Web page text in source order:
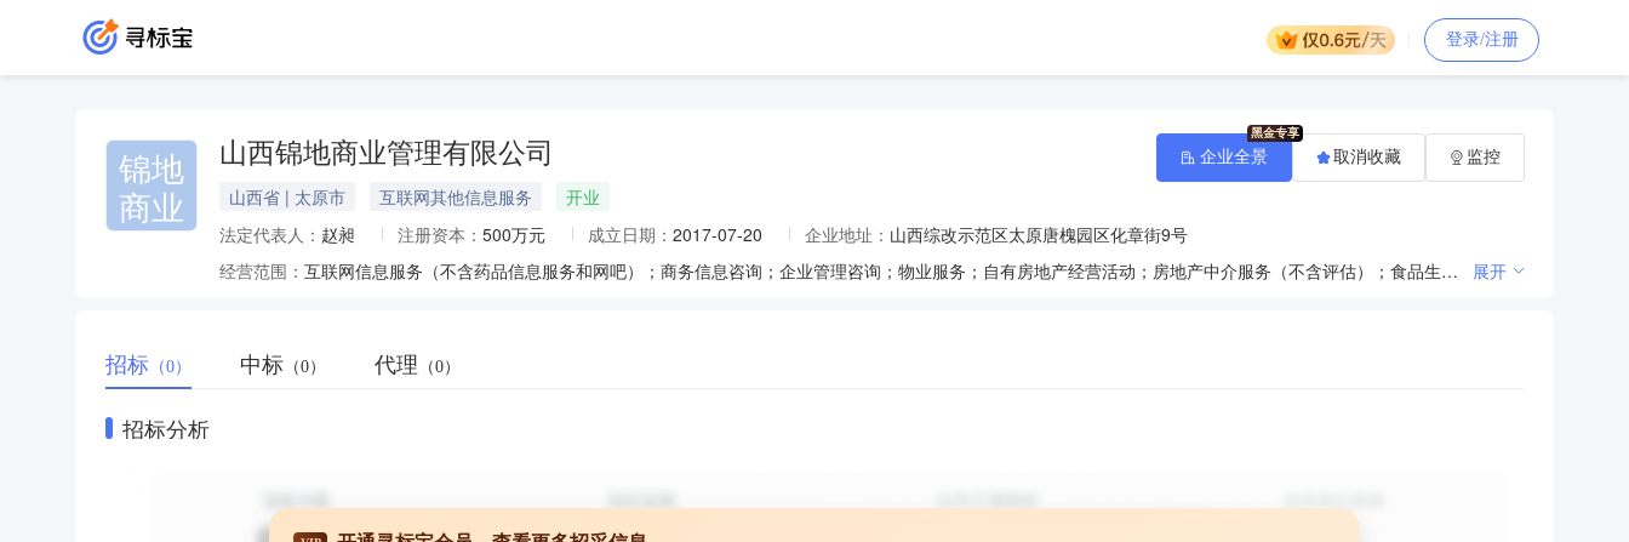
登录/注册
锦地
商业
山西锦地商业管理有限公司
山西省 | 太原市 互联网其他信息服务
开业
法定代表人： 赵昶 注册资本： 500万元 成立日期： 2017-07-20 企业地址： 山西综改示范区太原唐槐园区化章街9号
经营范围：
互联网信息服务（不含药品信息服务和网吧）；商务信息咨询；企业管理咨询；物业服务；自有房地产经营活动；房地产中介服务（不含评估）；食品生产及食品经营：经营正餐服务，快餐服务，茶馆服务，咖啡馆服务，酒吧服务，小吃服务，餐饮配送服务；住宿服务；仓储服务；广告业务；会议及展览服务。（依法须经批准的项目，经相关部门批准后方可开展经营活动） 展开
企业全景 取消收藏 监控
招标 （0） 中标 （0） 代理 （0）
招标分析